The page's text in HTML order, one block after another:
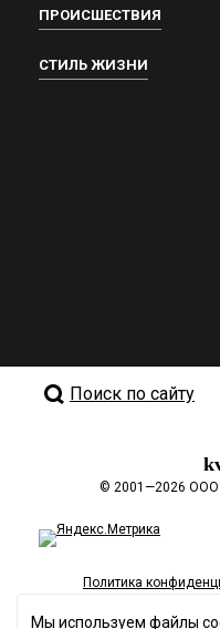
ПРОИСШЕСТВИЯ
СТИЛЬ ЖИЗНИ
Поиск по сайту
© 2001—2026 ООО
Политика
Мы используем файлы